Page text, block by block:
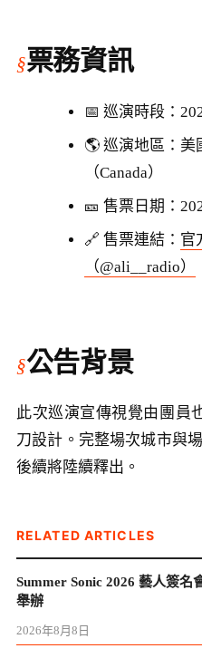
票務資訊
📅 巡演時段：
🌎 巡演地區：美
（Canada）
🎫 售票日期：
🔗 售票連結： 官
（@ali__radio）
公告背景
此次巡演宣傳視覺由團員
刀設計。完整場次城市與
後續將陸續釋出。
RELATED ARTICLES
Summer Sonic 2026 藝人簽名
舉辦
2026年8月8日